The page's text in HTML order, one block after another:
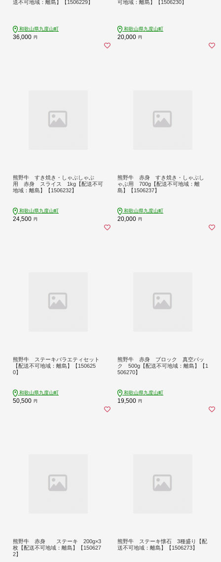
送不可地域：離島】【1506229】
和歌山県九度山町
36,000 円
可地域：離島】【1506230】
和歌山県九度山町
20,000 円
熊野牛 すき焼き・しゃぶしゃぶ
用 赤身 スライス 1kg【配送不可
地域：離島】【1506232】
和歌山県九度山町
24,500 円
熊野牛 赤身 すき焼き・しゃぶし
ゃぶ用 700g【配送不可地域：離
島】【1506237】
和歌山県九度山町
20,000 円
熊野牛 ステーキバラエティセット
【配送不可地域：離島】【150625
0】
和歌山県九度山町
50,500 円
熊野牛 赤身 ブロック 真空パッ
ク 500g【配送不可地域：離島】【1
506270】
和歌山県九度山町
19,500 円
熊野牛 赤身 ステーキ 200g×3
枚【配送不可地域：離島】【150627
2】
熊野牛 ステーキ懐石 3種盛り【配
送不可地域：離島】【1506273】